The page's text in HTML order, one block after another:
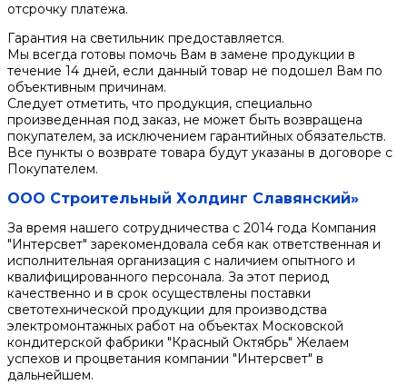
отсрочку платежа.
Гарантия на светильник предоставляется.
Мы всегда готовы помочь Вам в замене продукции в
течение 14 дней, если данный товар не подошел Вам по
объективным причинам.
Следует отметить, что продукция, специально
произведенная под заказ, не может быть возвращена
покупателем, за исключением гарантийных обязательств.
Все пункты о возврате товара будут указаны в договоре с
Покупателем.
ООО Строительный Холдинг Славянский»
За время нашего сотрудничества с 2014 года Компания
"Интерсвет" зарекомендовала себя как ответственная и
исполнительная организация с наличием опытного и
квалифицированного персонала. За этот период
качественно и в срок осуществлены поставки
светотехнической продукции для производства
электромонтажных работ на объектах Московской
кондитерской фабрики "Красный Октябрь" Желаем
успехов и процветания компании "Интерсвет" в
дальнейшем.